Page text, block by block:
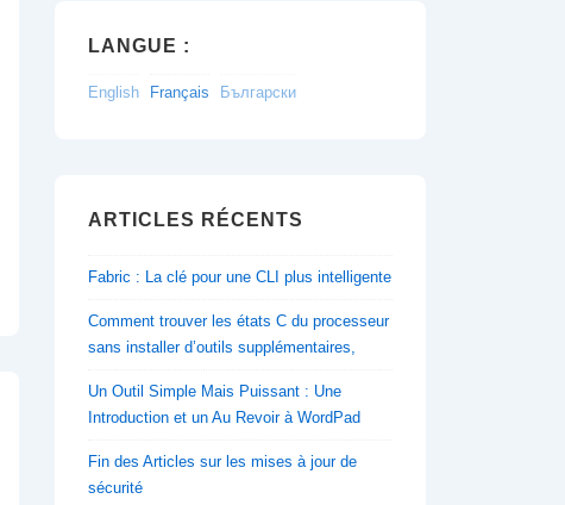
LANGUE :
English Français Български
ARTICLES RÉCENTS
Fabric : La clé pour une CLI plus intelligente
Comment trouver les états C du processeur
sans installer d’outils supplémentaires,
Un Outil Simple Mais Puissant : Une
Introduction et un Au Revoir à WordPad
Fin des Articles sur les mises à jour de
sécurité